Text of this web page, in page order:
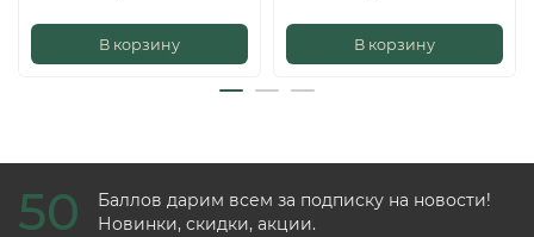
В корзину В корзину
50
Баллов дарим всем за подписку на новости!
Новинки, скидки, акции.